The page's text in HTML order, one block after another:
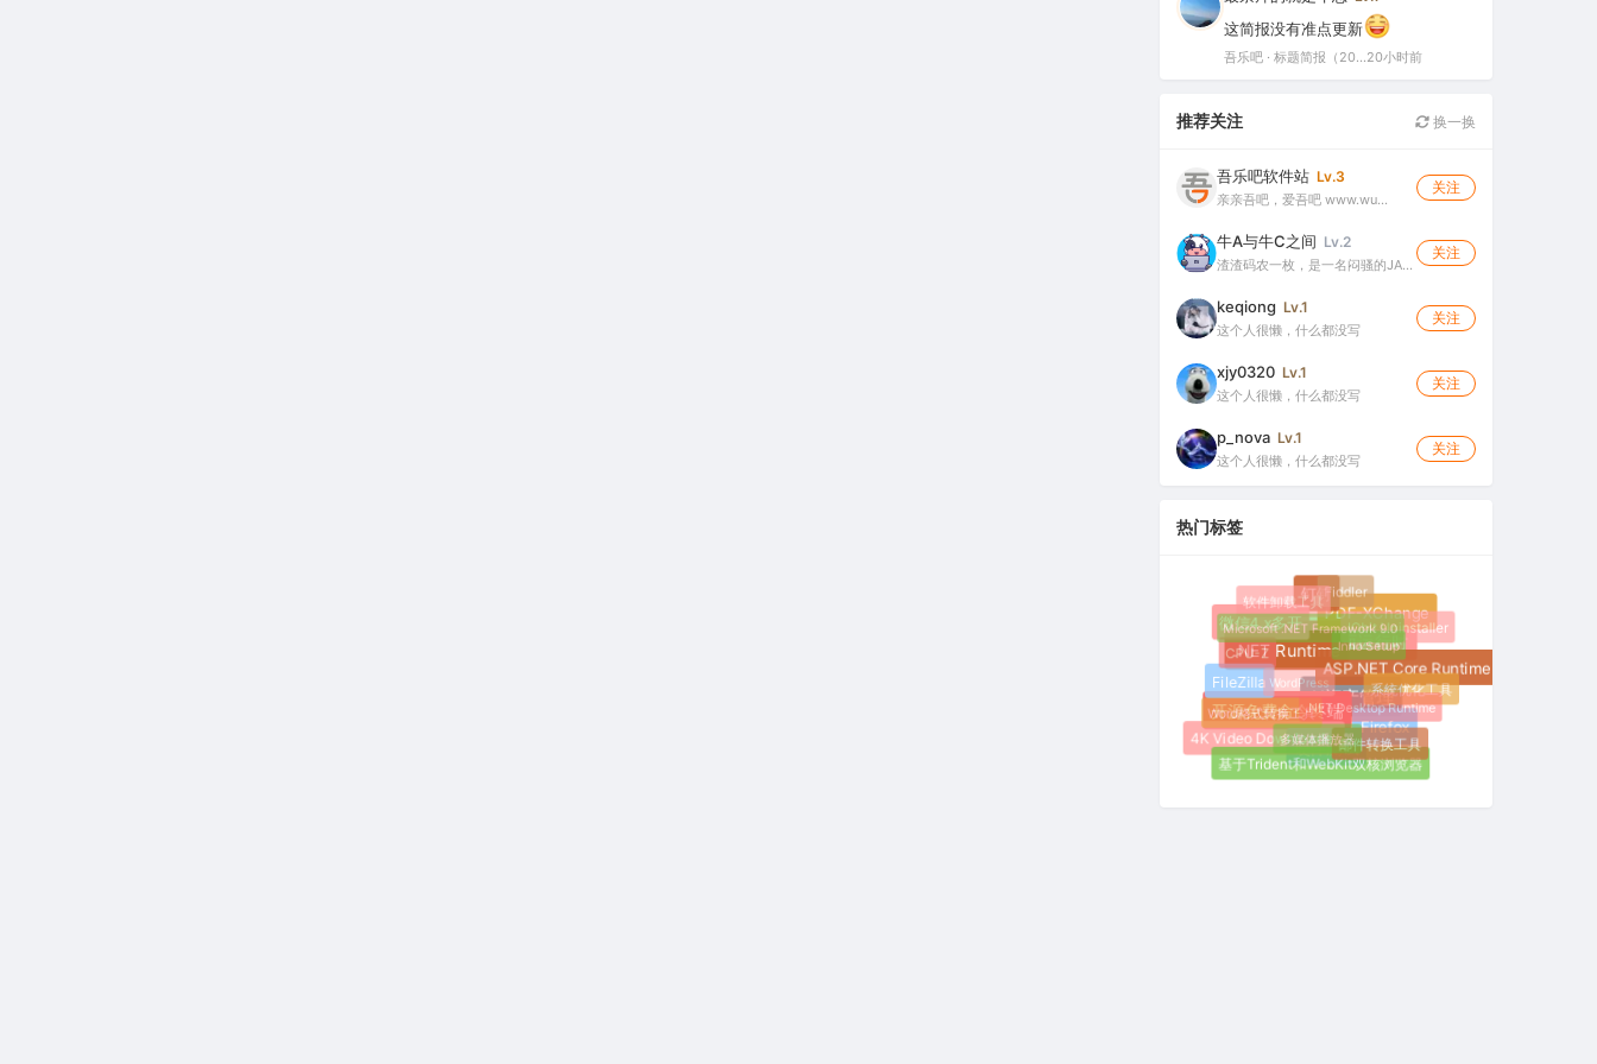
这简报没有准点更新
吾乐吧 · 标题简报（2026-08-06）20小时前
推荐关注 换一换
吾乐吧软件站 Lv.3
亲亲吾吧，爱吾吧 www.wu…
关注
牛A与牛C之间 Lv.2
渣渣码农一枚，是一名闷骚的JA…
关注
keqiong Lv.1
这个人很懒，什么都没写
关注
xjy0320 Lv.1
这个人很懒，什么都没写
关注
p_nova Lv.1
这个人很懒，什么都没写
关注
热门标签
AI资产管理
.NET桌面运行时
.NET Runtime
开源免费命令终端
硬件测试
Firefox
ASP.NET Core Runtime
PDF-XChange
钉钉
微信4.x多开
FileZilla
4K Video Downloader
基于Trident和WebKit双核浏览器
邮件转换工具
系统优化工具
IObit Uninstaller
Fiddler
软件卸载工具
CPU-Z
Word格式转换工具
多媒体播放器
.NET Desktop Runtime
Inno Setup
Microsoft .NET Framework 9.0
WordPress